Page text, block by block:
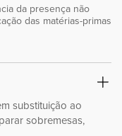
SUA
da presença não
das matérias-primas
substituição ao
sobremesas,